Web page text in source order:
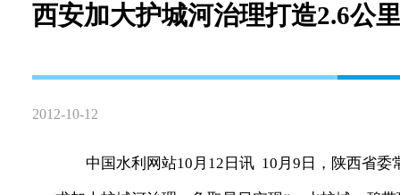
西安加大护城河治理打造2.6公
2012-10-12
中国水利网站10月12日讯 10月9日，陕西省委